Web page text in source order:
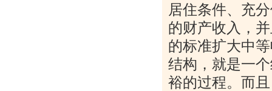
居住条件、充
的财产收入，
的标准扩大中
结构，就是一
裕的过程。而